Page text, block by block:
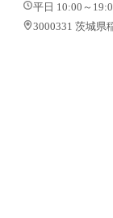
平日 10:00～
3000331 茨城県